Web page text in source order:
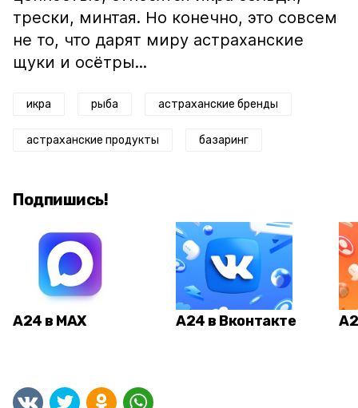
трески, минтая. Но конечно, это совсем
не то, что дарят миру астраханские
щуки и осётры...
икра рыба астраханские бренды
астраханские продукты базаринг
Подпишись!
А24 в MAX А24 в Вконтакте